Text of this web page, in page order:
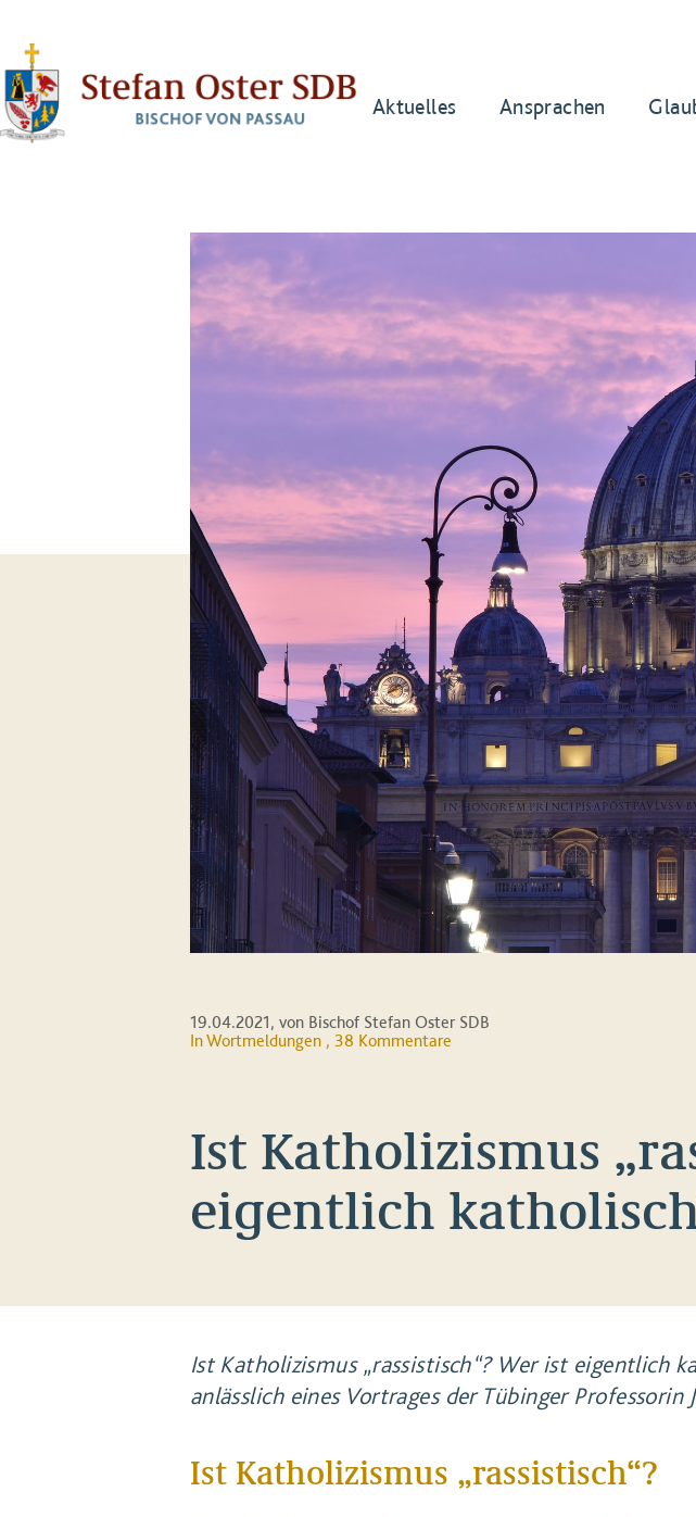
Aktuelles Ansprachen
19.04.2021, von Bischof Stefan Oster SDB
InWortmeldungen, 38 Kommentare
Ist Katholizismus
eigentlich
Ist Katholizismus „rassistisch“? Wer ist eigentlich
anlässlich eines Vortrages der Tübinger Professorin
Ist Katholizismus „rassistisch“?